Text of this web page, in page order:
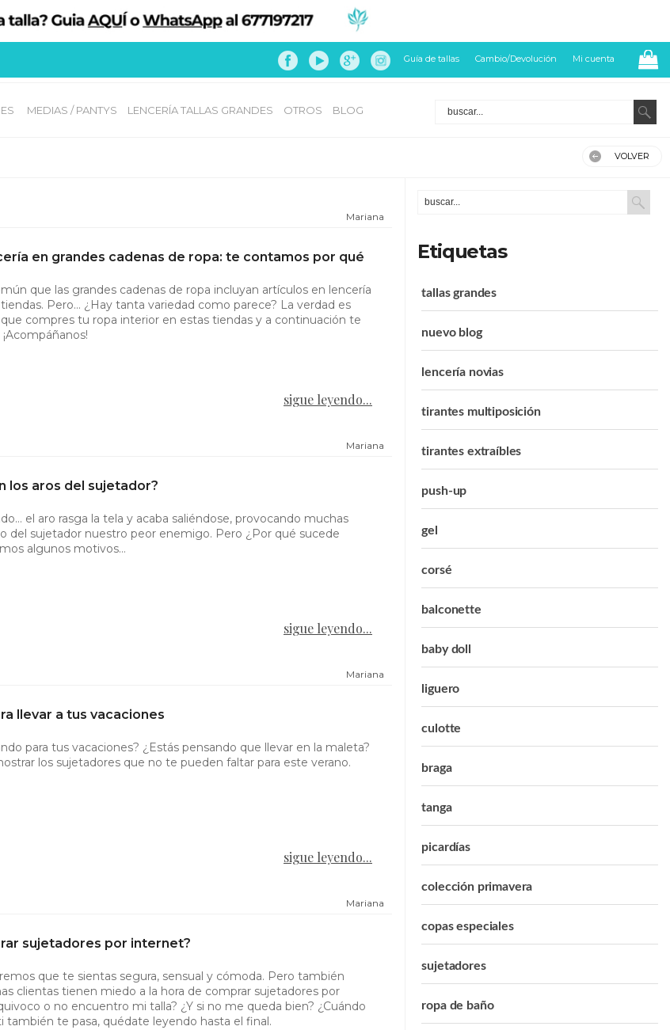
Guía de tallas Cambio/Devolución Mi cuenta
MEDIAS / PANTYS LENCERÍA TALLAS GRANDES OTROS BLOG
VOLVER
Mariana
en grandes cadenas de ropa: te contamos por qué
que las grandes cadenas de ropa incluyan artículos en lencería
Pero… ¿Hay tanta variedad como parece? La verdad es
compres tu ropa interior en estas tiendas y a continuación te
sigue leyendo...
Mariana
los aros del sujetador?
el aro rasga la tela y acaba saliéndose, provocando muchas
del sujetador nuestro peor enemigo. Pero ¿Por qué sucede
algunos motivos…
sigue leyendo...
Mariana
llevar a tus vacaciones
para tus vacaciones? ¿Estás pensando que llevar en la maleta?
los sujetadores que no te pueden faltar para este verano.
sigue leyendo...
Mariana
sujetadores por internet?
que te sientas segura, sensual y cómoda. Pero también
clientas tienen miedo a la hora de comprar sujetadores por
o no encuentro mi talla? ¿Y si no me queda bien? ¿Cuándo
también te pasa, quédate leyendo hasta el final.
Etiquetas
tallas grandes
nuevo blog
lencería novias
tirantes multiposición
tirantes extraíbles
push-up
gel
corsé
balconette
baby doll
liguero
culotte
braga
tanga
picardías
colección primavera
copas especiales
sujetadores
ropa de baño